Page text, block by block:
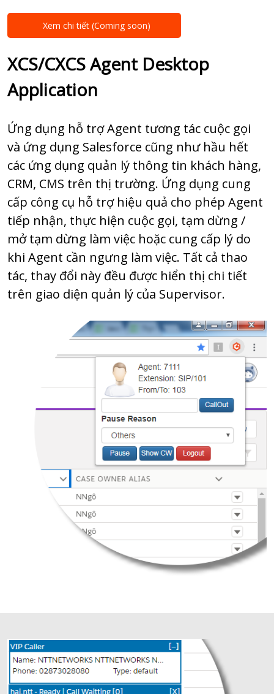
Xem chi tiết (Coming soon)
XCS/CXCS Agent Desktop
Application
Ứng dụng hỗ trợ Agent tương tác cuộc gọi
và ứng dụng Salesforce cũng như hầu hết
các ứng dụng quản lý thông tin khách hàng,
CRM, CMS trên thị trường. Ứng dụng cung
cấp công cụ hỗ trợ hiệu quả cho phép Agent
tiếp nhận, thực hiện cuộc gọi, tạm dừng /
mở tạm dừng làm việc hoặc cung cấp lý do
khi Agent cần ngưng làm việc. Tất cả thao
tác, thay đổi này đều được hiển thị chi tiết
trên giao diện quản lý của Supervisor.